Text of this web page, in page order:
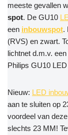
meeste gevallen
spot. De GU10
een inbouwspot.
(RVS) en zwart.
lichtnet d.m.v.
Philips GU10
Nieuw: LED
aan te sluiten op
voordeel van
slechts 23 MM!